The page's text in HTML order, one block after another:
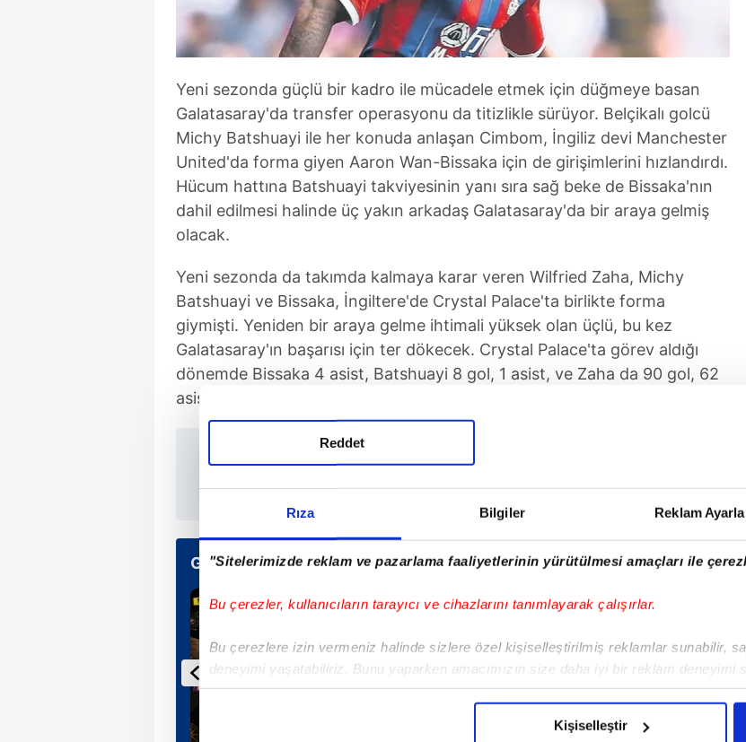
Rıza Bilgiler Reklam
"Sitelerimizde reklam ve pazarlama faaliyetlerinin yürütülmesi amaçları ile
Bu çerezler, kullanıcıların tarayıcı ve cihazlarını tanımlayarak çalışırlar.
Bu çerezlere izin vermeniz halinde sizlere özel kişiselleştirilmiş reklamlar sunabilir,
deneyimi yaşatabiliriz. Bunu yaparken amacımızın size daha iyi bir reklam
içerikleri sunabilmek adına elimizden gelen çabayı gösterdiğimizi ve bu noktada,
Reddet
Kişiselleştir
Yeni sezonda güçlü bir kadro ile mücadele etmek için düğmeye basan
Galatasaray'da transfer operasyonu da titizlikle sürüyor. Belçikalı golcü
Michy Batshuayi ile her konuda anlaşan Cimbom, İngiliz devi Manchester
United'da forma giyen Aaron Wan-Bissaka için de girişimlerini hızlandırdı.
Hücum hattına Batshuayi takviyesinin yanı sıra sağ beke de Bissaka'nın
dahil edilmesi halinde üç yakın arkadaş Galatasaray'da bir araya gelmiş
olacak.
Yeni sezonda da takımda kalmaya karar veren Wilfried Zaha, Michy
Batshuayi ve Bissaka, İngiltere'de Crystal Palace'ta birlikte forma
giymişti. Yeniden bir araya gelme ihtimali yüksek olan üçlü, bu kez
Galatasaray'ın başarısı için ter dökecek. Crystal Palace'ta görev aldığı
dönemde Bissaka 4 asist, Batshuayi 8 gol, 1 asist, ve Zaha da 90 gol, 62
asist katkısı yaptı.
TAKVİM UYGULAMASINI İNDİRMEK İÇİN TIKLAYIN
Günün Manşetleri Tüm Manşetler